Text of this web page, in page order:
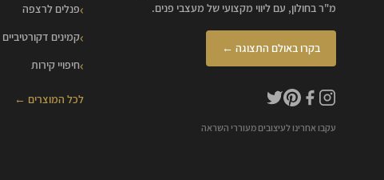
מ"ר בחולון, עם ליווי מקצועי של מעצבי פנים.
בקרו באולם התצוגה ←
עקבו אחרינו לעיצובים מעוררי השראה
פנלים לרצפה
קמינים דקורטיביים
חיפויי קירות
לכל המוצרים ←